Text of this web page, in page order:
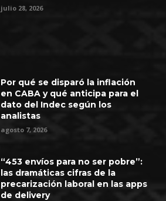
julio 28, 2026
Por qué se disparó la inflación
en CABA y qué anticipa para el
dato del Indec según los
analistas
agosto 7, 2026
“453 envíos para no ser pobre”:
las dramáticas cifras de la
precarización laboral en las apps
de delivery